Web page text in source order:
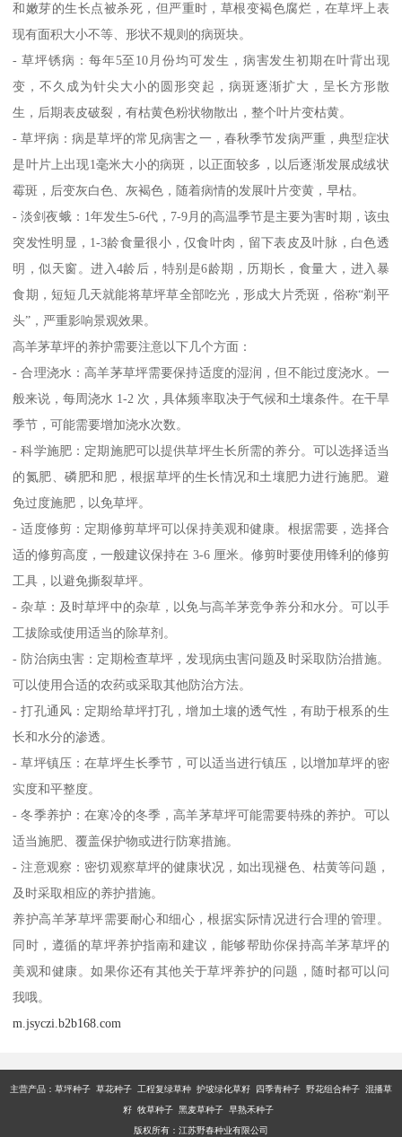
和嫩芽的生长点被杀死，但严重时，草根变褐色腐烂，在草坪上表
现有面积大小不等、形状不规则的病斑块。
- 草坪锈病：每年5至10月份均可发生，病害发生初期在叶背出现
变，不久成为针尖大小的圆形突起，病斑逐渐扩大，呈长方形散
生，后期表皮破裂，有枯黄色粉状物散出，整个叶片变枯黄。
- 草坪病：病是草坪的常见病害之一，春秋季节发病严重，典型症状
是叶片上出现1毫米大小的病斑，以正面较多，以后逐渐发展成绒状
霉斑，后变灰白色、灰褐色，随着病情的发展叶片变黄，早枯。
- 淡剑夜蛾：1年发生5-6代，7-9月的高温季节是主要为害时期，该虫
突发性明显，1-3龄食量很小，仅食叶肉，留下表皮及叶脉，白色透
明，似天窗。进入4龄后，特别是6龄期，历期长，食量大，进入暴
食期，短短几天就能将草坪草全部吃光，形成大片秃斑，俗称“剃平
头”，严重影响景观效果。
高羊茅草坪的养护需要注意以下几个方面：
- 合理浇水：高羊茅草坪需要保持适度的湿润，但不能过度浇水。一
般来说，每周浇水 1-2 次，具体频率取决于气候和土壤条件。在干旱
季节，可能需要增加浇水次数。
- 科学施肥：定期施肥可以提供草坪生长所需的养分。可以选择适当
的氮肥、磷肥和肥，根据草坪的生长情况和土壤肥力进行施肥。避
免过度施肥，以免草坪。
- 适度修剪：定期修剪草坪可以保持美观和健康。根据需要，选择合
适的修剪高度，一般建议保持在 3-6 厘米。修剪时要使用锋利的修剪
工具，以避免撕裂草坪。
- 杂草：及时草坪中的杂草，以免与高羊茅竞争养分和水分。可以手
工拔除或使用适当的除草剂。
- 防治病虫害：定期检查草坪，发现病虫害问题及时采取防治措施。
可以使用合适的农药或采取其他防治方法。
- 打孔通风：定期给草坪打孔，增加土壤的透气性，有助于根系的生
长和水分的渗透。
- 草坪镇压：在草坪生长季节，可以适当进行镇压，以增加草坪的密
实度和平整度。
- 冬季养护：在寒冷的冬季，高羊茅草坪可能需要特殊的养护。可以
适当施肥、覆盖保护物或进行防寒措施。
- 注意观察：密切观察草坪的健康状况，如出现褪色、枯黄等问题，
及时采取相应的养护措施。
养护高羊茅草坪需要耐心和细心，根据实际情况进行合理的管理。
同时，遵循的草坪养护指南和建议，能够帮助你保持高羊茅草坪的
美观和健康。如果你还有其他关于草坪养护的问题，随时都可以问
我哦。
m.jsyczi.b2b168.com
主营产品： 草坪种子 草花种子 工程复绿草种 护坡绿化草籽 四季青种子 野花组合种子 混播草
籽 牧草种子 黑麦草种子 早熟禾种子
版权所有：江苏野春种业有限公司